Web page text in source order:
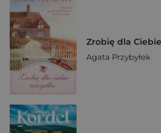
Zrobię dla
Agata Przybyłek